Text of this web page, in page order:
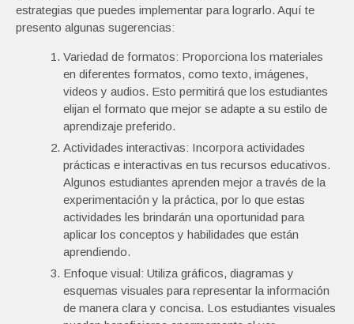
estrategias que puedes implementar para lograrlo. Aquí te
presento algunas sugerencias:
Variedad de formatos: Proporciona los materiales
en diferentes formatos, como texto, imágenes,
videos y audios. Esto permitirá que los estudiantes
elijan el formato que mejor se adapte a su estilo de
aprendizaje preferido.
Actividades interactivas: Incorpora actividades
prácticas e interactivas en tus recursos educativos.
Algunos estudiantes aprenden mejor a través de la
experimentación y la práctica, por lo que estas
actividades les brindarán una oportunidad para
aplicar los conceptos y habilidades que están
aprendiendo.
Enfoque visual: Utiliza gráficos, diagramas y
esquemas visuales para representar la información
de manera clara y concisa. Los estudiantes visuales